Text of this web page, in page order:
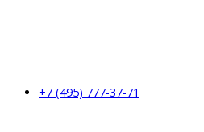
+7 (495) 777-37-71